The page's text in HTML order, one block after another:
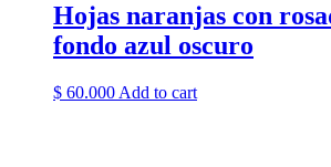
Hojas naranjas con
fondo azul oscuro
$ 60.000 Add to cart